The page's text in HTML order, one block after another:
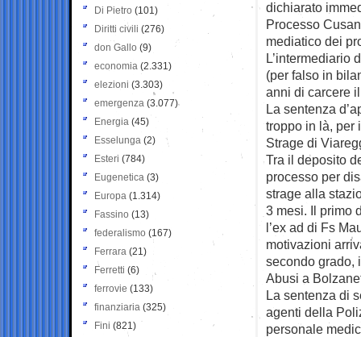
dichiarato
Processo
mediatico dei
L’intermediario
(per falso in
anni di carcere
La sentenza
troppo in là, per
Strage di
Tra il deposito
processo per
strage alla
3 mesi. Il primo
l’ex ad di Fs
motivazioni
secondo grado,
Abusi a
La sentenza di
agenti della
personale
Di Pietro (101)
Diritti civili (276)
don Gallo (9)
economia (2.331)
elezioni (3.303)
emergenza (3.077)
Energia (45)
Esselunga (2)
Esteri (784)
Eugenetica (3)
Europa (1.314)
Fassino (13)
federalismo (167)
Ferrara (21)
Ferretti (6)
ferrovie (133)
finanziaria (325)
Fini (821)